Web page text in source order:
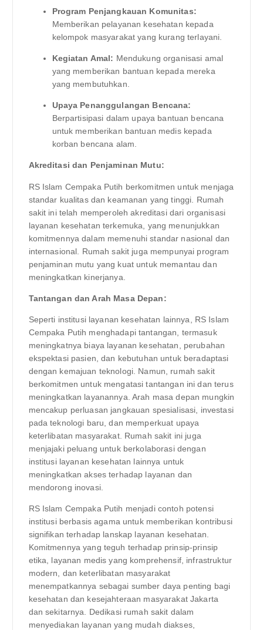
Program Penjangkauan Komunitas:
Memberikan pelayanan kesehatan kepada
kelompok masyarakat yang kurang terlayani.
Kegiatan Amal: Mendukung organisasi amal
yang memberikan bantuan kepada mereka
yang membutuhkan.
Upaya Penanggulangan Bencana:
Berpartisipasi dalam upaya bantuan bencana
untuk memberikan bantuan medis kepada
korban bencana alam.
Akreditasi dan Penjaminan Mutu:
RS Islam Cempaka Putih berkomitmen untuk menjaga
standar kualitas dan keamanan yang tinggi. Rumah
sakit ini telah memperoleh akreditasi dari organisasi
layanan kesehatan terkemuka, yang menunjukkan
komitmennya dalam memenuhi standar nasional dan
internasional. Rumah sakit juga mempunyai program
penjaminan mutu yang kuat untuk memantau dan
meningkatkan kinerjanya.
Tantangan dan Arah Masa Depan:
Seperti institusi layanan kesehatan lainnya, RS Islam
Cempaka Putih menghadapi tantangan, termasuk
meningkatnya biaya layanan kesehatan, perubahan
ekspektasi pasien, dan kebutuhan untuk beradaptasi
dengan kemajuan teknologi. Namun, rumah sakit
berkomitmen untuk mengatasi tantangan ini dan terus
meningkatkan layanannya. Arah masa depan mungkin
mencakup perluasan jangkauan spesialisasi, investasi
pada teknologi baru, dan memperkuat upaya
keterlibatan masyarakat. Rumah sakit ini juga
menjajaki peluang untuk berkolaborasi dengan
institusi layanan kesehatan lainnya untuk
meningkatkan akses terhadap layanan dan
mendorong inovasi.
RS Islam Cempaka Putih menjadi contoh potensi
institusi berbasis agama untuk memberikan kontribusi
signifikan terhadap lanskap layanan kesehatan.
Komitmennya yang teguh terhadap prinsip-prinsip
etika, layanan medis yang komprehensif, infrastruktur
modern, dan keterlibatan masyarakat
menempatkannya sebagai sumber daya penting bagi
kesehatan dan kesejahteraan masyarakat Jakarta
dan sekitarnya. Dedikasi rumah sakit dalam
menyediakan layanan yang mudah diakses,